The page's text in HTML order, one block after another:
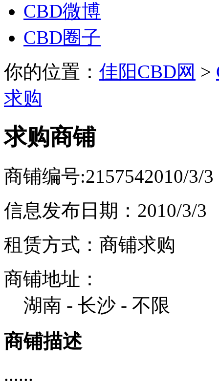
CBD微博
CBD圈子
你的位置： 佳阳CBD网 >
求购
求购商铺
商铺编号:2157542010/3/
信息发布日期：2010/3/3
租赁方式：商铺求购
商铺地址：
湖南 - 长沙 - 不限
商铺描述
......